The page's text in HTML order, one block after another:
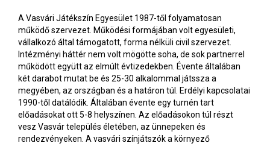
A Vasvári Játékszín Egyesület 1987-től folyamatosan
működő szervezet. Működési formájában volt egyesületi,
vállalkozó által támogatott, forma nélküli civil szervezet.
Intézményi háttér nem volt mögötte soha, de sok partnerrel
működött együtt az elmúlt évtizedekben. Évente általában
két darabot mutat be és 25-30 alkalommal játssza a
megyében, az országban és a határon túl. Erdélyi kapcsolatai
1990-től datálódik. Általában évente egy turnén tart
előadásokat ott 5-8 helyszínen. Az előadásokon túl részt
vesz Vasvár település életében, az ünnepeken és
rendezvényeken. A vasvári színjátszók a környező